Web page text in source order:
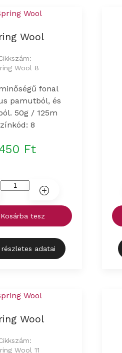
Wool
Wool 8
fonal
pamutból, és
50g / 125m
8
Ft
Kosárba tesz
részletes adatai
Wool
Wool 11